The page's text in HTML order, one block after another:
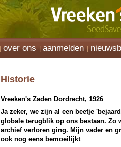
over ons aanmelden
Historie
Vreeken's Zaden Dordrecht, 1926
Ja zeker, we zijn al een beetje
globale terugblik op ons bestaan. Zo
archief verloren ging. Mijn vader en
ook nog eens bemoeilijkt